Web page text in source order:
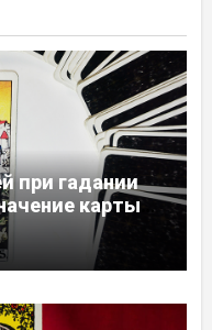
при гадании
карты